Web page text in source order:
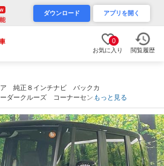
ダウンロード アプリを開く
0
お気に入り 閲覧履歴
純正８インチナビ バックカ
ダークルーズ コーナーセンサ
ートハイビーム 車線逸脱警
もっと見る